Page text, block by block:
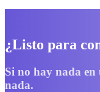
¿Listo para
Si no hay nada en
nada.